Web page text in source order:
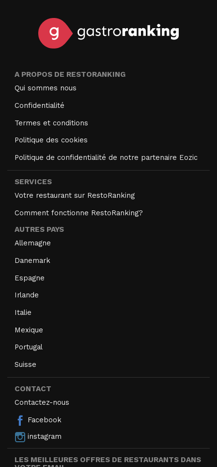
A PROPOS DE RESTORANKING
Qui sommes nous
Confidentialité
Termes et conditions
Politique des cookies
Politique de confidentialité de notre partenaire Eozic
SERVICES
Votre restaurant sur RestoRanking
Comment fonctionne RestoRanking?
AUTRES PAYS
Allemagne
Danemark
Espagne
Irlande
Italie
Mexique
Portugal
Suisse
CONTACT
Contactez-nous
Facebook
instagram
LES MEILLEURES OFFRES DE RESTAURANTS DANS